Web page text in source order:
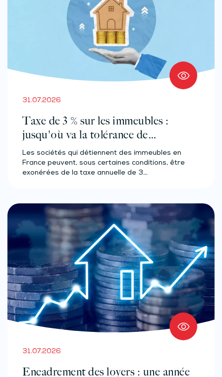
31.07.2026
Taxe de 3 % sur les immeubles :
jusqu'où va la tolérance de
l'administration ?
Les sociétés qui détiennent des immeubles en
France peuvent, sous certaines conditions, être
exonérées de la taxe annuelle de 3…
31.07.2026
Encadrement des loyers : une année